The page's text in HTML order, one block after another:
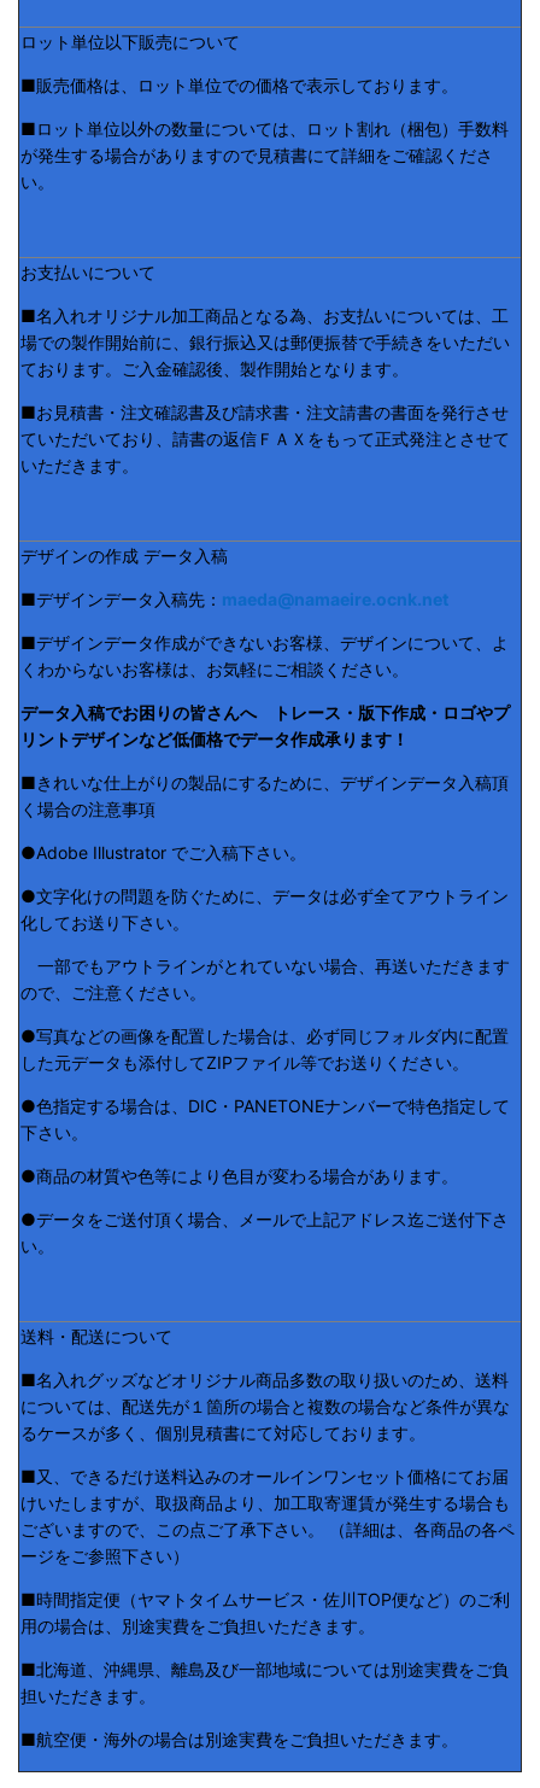
ロット単位以下販売について
■販売価格は、ロット単位での価格で表示しております。
■ロット単位以外の数量については、ロット割れ（梱包）手数料
が発生する場合がありますので見積書にて詳細をご確認くださ
い。
お支払いについて
■名入れオリジナル加工商品となる為、お支払いについては、工
場での製作開始前に、銀行振込又は郵便振替で手続きをいただい
ております。ご入金確認後、製作開始となります。
■お見積書・注文確認書及び請求書・注文請書の書面を発行させ
ていただいており、請書の返信ＦＡＸをもって正式発注とさせて
いただきます。
デザインの作成 データ入稿
■デザインデータ入稿先： maeda@namaeire.ocnk.net
■デザインデータ作成ができないお客様、デザインについて、よ
くわからないお客様は、お気軽にご相談ください。
データ入稿でお困りの皆さんへ トレース・版下作成・ロゴやプ
リントデザインなど低価格でデータ作成承ります！
■きれいな仕上がりの製品にするために、デザインデータ入稿頂
く場合の注意事項
●Adobe Illustrator でご入稿下さい。
●文字化けの問題を防ぐために、データは必ず全てアウトライン
化してお送り下さい。
一部でもアウトラインがとれていない場合、再送いただきます
ので、ご注意ください。
●写真などの画像を配置した場合は、必ず同じフォルダ内に配置
した元データも添付してZIPファイル等でお送りください。
●色指定する場合は、DIC・PANETONEナンバーで特色指定して
下さい。
●商品の材質や色等により色目が変わる場合があります。
●データをご送付頂く場合、メールで上記アドレス迄ご送付下さ
い。
送料・配送について
■名入れグッズなどオリジナル商品多数の取り扱いのため、送料
については、配送先が１箇所の場合と複数の場合など条件が異な
るケースが多く、個別見積書にて対応しております。
■又、できるだけ送料込みのオールインワンセット価格にてお届
けいたしますが、取扱商品より、加工取寄運賃が発生する場合も
ございますので、この点ご了承下さい。 （詳細は、各商品の各ペ
ージをご参照下さい）
■時間指定便（ヤマトタイムサービス・佐川TOP便など）のご利
用の場合は、別途実費をご負担いただきます。
■北海道、沖縄県、離島及び一部地域については別途実費をご負
担いただきます。
■航空便・海外の場合は別途実費をご負担いただきます。